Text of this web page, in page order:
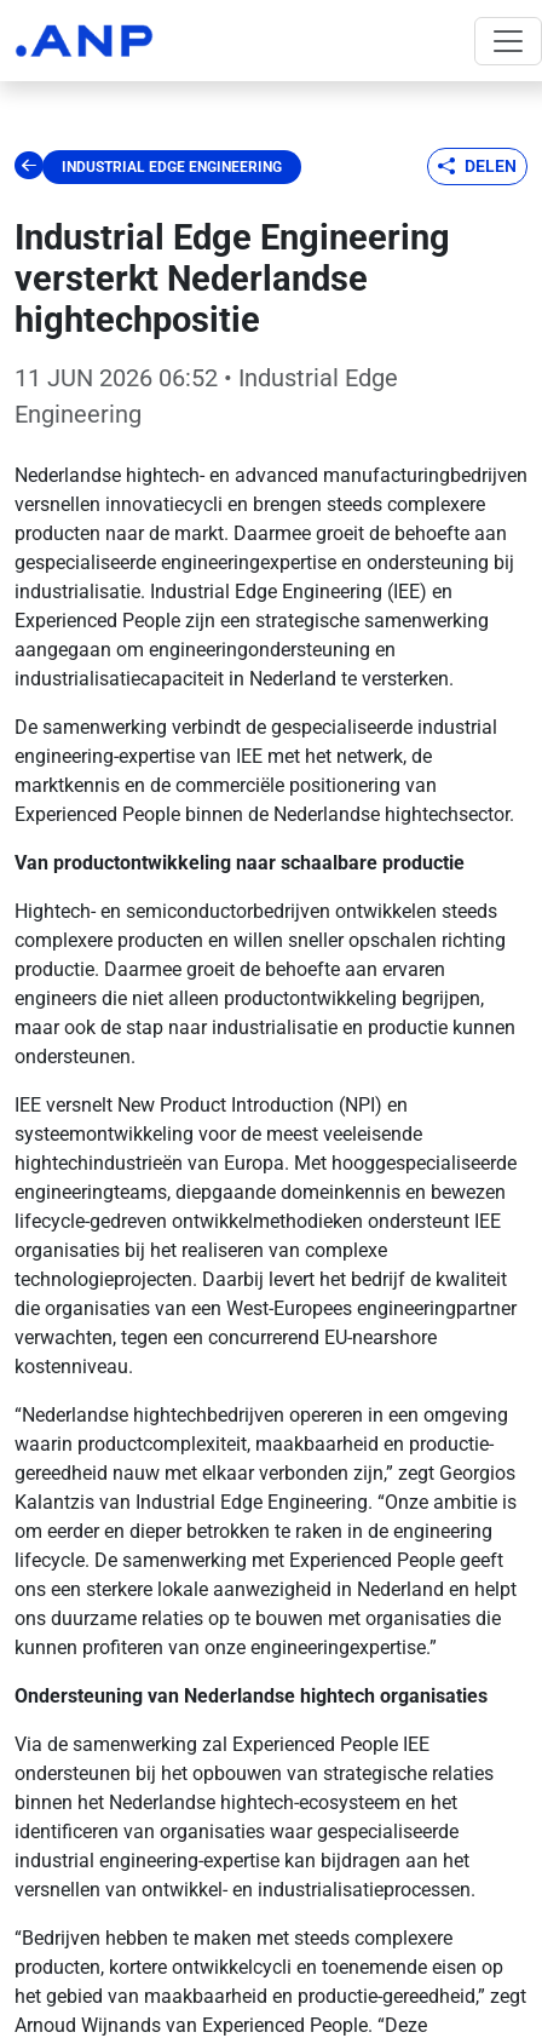
INDUSTRIAL EDGE ENGINEERING DELEN
Industrial Edge Engineering
versterkt Nederlandse
hightechpositie
11 JUN 2026 06:52 • Industrial Edge
Engineering
Nederlandse hightech- en advanced manufacturingbedrijven
versnellen innovatiecycli en brengen steeds complexere
producten naar de markt. Daarmee groeit de behoefte aan
gespecialiseerde engineeringexpertise en ondersteuning bij
industrialisatie. Industrial Edge Engineering (IEE) en
Experienced People zijn een strategische samenwerking
aangegaan om engineeringondersteuning en
industrialisatiecapaciteit in Nederland te versterken.
De samenwerking verbindt de gespecialiseerde industrial
engineering-expertise van IEE met het netwerk, de
marktkennis en de commerciële positionering van
Experienced People binnen de Nederlandse hightechsector.
Van productontwikkeling naar schaalbare productie
Hightech- en semiconductorbedrijven ontwikkelen steeds
complexere producten en willen sneller opschalen richting
productie. Daarmee groeit de behoefte aan ervaren
engineers die niet alleen productontwikkeling begrijpen,
maar ook de stap naar industrialisatie en productie kunnen
ondersteunen.
IEE versnelt New Product Introduction (NPI) en
systeemontwikkeling voor de meest veeleisende
hightechindustrieën van Europa. Met hooggespecialiseerde
engineeringteams, diepgaande domeinkennis en bewezen
lifecycle-gedreven ontwikkelmethodieken ondersteunt IEE
organisaties bij het realiseren van complexe
technologieprojecten. Daarbij levert het bedrijf de kwaliteit
die organisaties van een West-Europees engineeringpartner
verwachten, tegen een concurrerend EU-nearshore
kostenniveau.
“Nederlandse hightechbedrijven opereren in een omgeving
waarin productcomplexiteit, maakbaarheid en productie-
gereedheid nauw met elkaar verbonden zijn,” zegt Georgios
Kalantzis van Industrial Edge Engineering. “Onze ambitie is
om eerder en dieper betrokken te raken in de engineering
lifecycle. De samenwerking met Experienced People geeft
ons een sterkere lokale aanwezigheid in Nederland en helpt
ons duurzame relaties op te bouwen met organisaties die
kunnen profiteren van onze engineeringexpertise.”
Ondersteuning van Nederlandse hightech organisaties
Via de samenwerking zal Experienced People IEE
ondersteunen bij het opbouwen van strategische relaties
binnen het Nederlandse hightech-ecosysteem en het
identificeren van organisaties waar gespecialiseerde
industrial engineering-expertise kan bijdragen aan het
versnellen van ontwikkel- en industrialisatieprocessen.
“Bedrijven hebben te maken met steeds complexere
producten, kortere ontwikkelcycli en toenemende eisen op
het gebied van maakbaarheid en productie-gereedheid,” zegt
Arnoud Wijnands van Experienced People. “Deze